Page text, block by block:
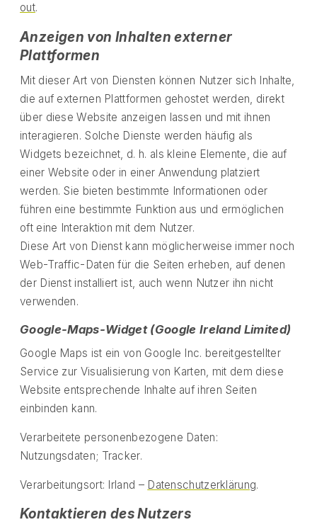
out.
Anzeigen von Inhalten externer
Plattformen
Mit dieser Art von Diensten können Nutzer sich Inhalte,
die auf externen Plattformen gehostet werden, direkt
über diese Website anzeigen lassen und mit ihnen
interagieren. Solche Dienste werden häufig als
Widgets bezeichnet, d. h. als kleine Elemente, die auf
einer Website oder in einer Anwendung platziert
werden. Sie bieten bestimmte Informationen oder
führen eine bestimmte Funktion aus und ermöglichen
oft eine Interaktion mit dem Nutzer.
Diese Art von Dienst kann möglicherweise immer noch
Web-Traffic-Daten für die Seiten erheben, auf denen
der Dienst installiert ist, auch wenn Nutzer ihn nicht
verwenden.
Google-Maps-Widget (Google Ireland Limited)
Google Maps ist ein von Google Inc. bereitgestellter
Service zur Visualisierung von Karten, mit dem diese
Website entsprechende Inhalte auf ihren Seiten
einbinden kann.
Verarbeitete personenbezogene Daten:
Nutzungsdaten; Tracker.
Verarbeitungsort: Irland – Datenschutzerklärung.
Kontaktieren des Nutzers